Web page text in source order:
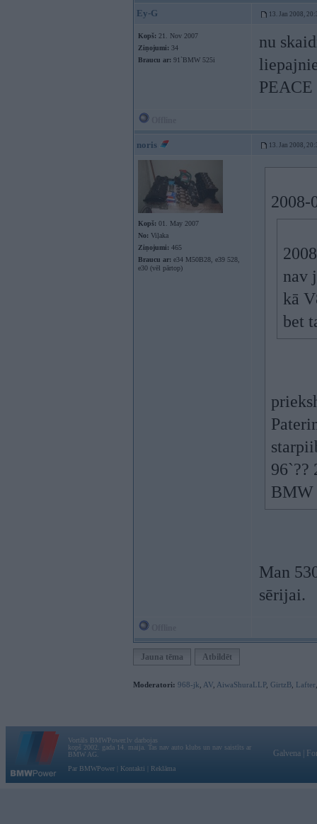
Ey-G 13. Jan 2008,
Kopš: 21. Nov 2007
Ziņojumi: 34
Braucu ar: 91`BMW 525i
nu
PEACE
noris 13. Jan 2008,
Kopš: 01. May 2007
No: Viļaka
Ziņojumi: 465
Braucu ar: e34 M50B28, e39 528,
e30 (vēl pārtop)
2008-
nav
kā
bet
96`??
BMW
Man
sērijai.
Jauna tēma Atbildēt
Moderatori: 968-jk AV AiwaShuraLLP, GirtzB Lafter
Vortāls BMWPower.lv darbojas
kopš 2002. gada 14. maija. Tas nav auto klubs un nav saistīts ar
BMW AG.
Par BMWPower
Kontakti Reklāma
Galvena